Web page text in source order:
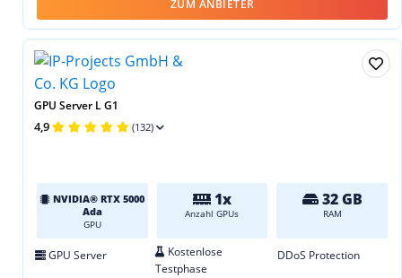
ZUM ANBIETER
GPU Server L G1
4,9 (132)
NVIDIA® RTX 5000
Ada
GPU
1x
Anzahl GPUs
32 GB
RAM
GPU Server
Kostenlose
Testphase
DDoS Protection